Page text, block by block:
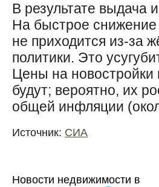
В результате выдача
На быстрое снижение
не приходится из-за
политики. Это
Цены на новостройки
будут; вероятно, их
общей инфляции
Источник: СИА
Новости недвижимости в